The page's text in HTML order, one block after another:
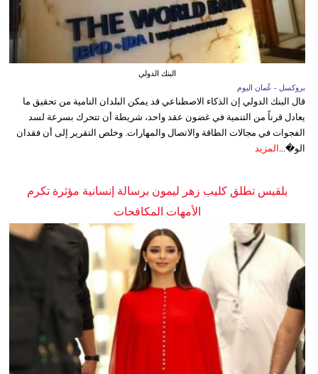
البنك الدولي
بروكسل - عُمان اليوم
قال البنك الدولي إن الذكاء الاصطناعي قد يمكن البلدان النامية من تحقيق ما
يعادل قرناً من التنمية في غضون عقد واحد، شريطة أن تتحرك بسرعة لسد
الفجوات في مجالات الطاقة والاتصال والمهارات. وخلص التقرير إلى أن فقدان
الو�...
المزيد
بلقيس تطلق كليب زهر ليمون برسالة إنسانية مؤثرة تكرم
الأمهات المكافحات